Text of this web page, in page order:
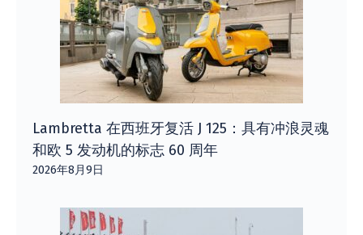
Lambretta 在西班牙复活 J 125：具有冲浪灵魂
和欧 5 发动机的标志 60 周年
2026年8月9日